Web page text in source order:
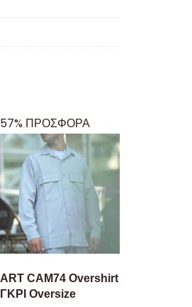
57% ΠΡΟΣΦΟΡΑ
ART CAM74 Overshirt
ΓΚΡΙ Oversize